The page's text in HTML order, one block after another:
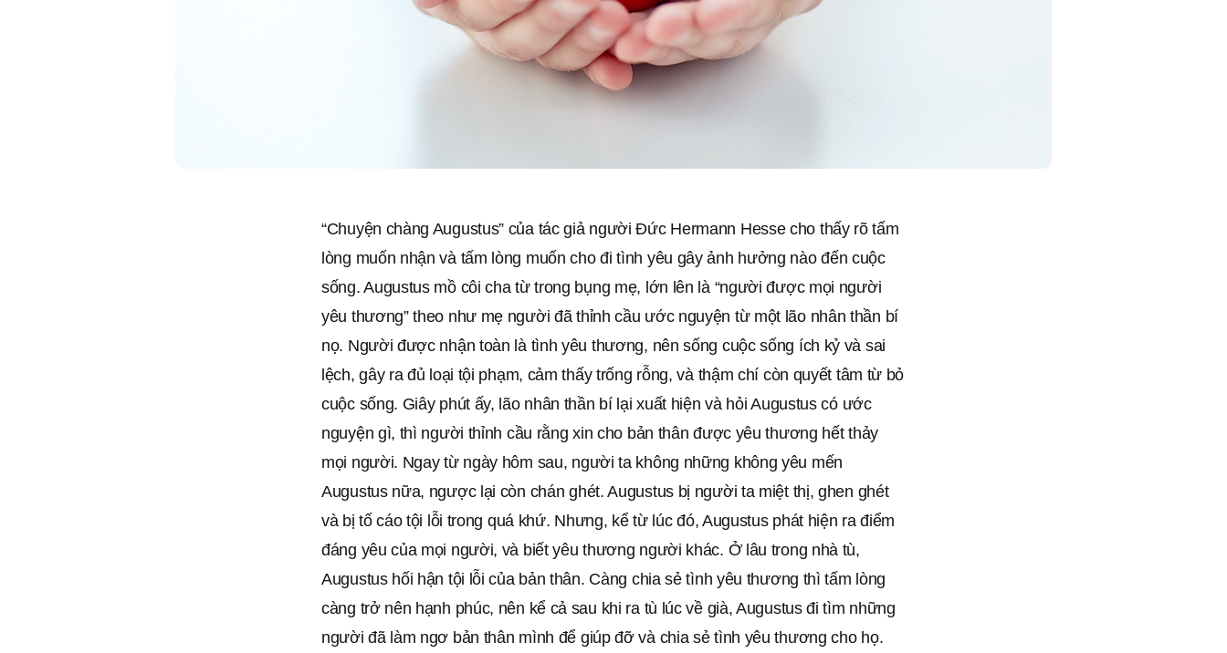
“Chuyện chàng Augustus” của tác giả người Đức Hermann Hesse cho thấy rõ tấm
lòng muốn nhận và tấm lòng muốn cho đi tình yêu gây ảnh hưởng nào đến cuộc
sống. Augustus mồ côi cha từ trong bụng mẹ, lớn lên là “người được mọi người
yêu thương” theo như mẹ người đã thỉnh cầu ước nguyện từ một lão nhân thần bí
nọ. Người được nhận toàn là tình yêu thương, nên sống cuộc sống ích kỷ và sai
lệch, gây ra đủ loại tội phạm, cảm thấy trống rỗng, và thậm chí còn quyết tâm từ bỏ
cuộc sống. Giây phút ấy, lão nhân thần bí lại xuất hiện và hỏi Augustus có ước
nguyện gì, thì người thỉnh cầu rằng xin cho bản thân được yêu thương hết thảy
mọi người. Ngay từ ngày hôm sau, người ta không những không yêu mến
Augustus nữa, ngược lại còn chán ghét. Augustus bị người ta miệt thị, ghen ghét
và bị tố cáo tội lỗi trong quá khứ. Nhưng, kể từ lúc đó, Augustus phát hiện ra điểm
đáng yêu của mọi người, và biết yêu thương người khác. Ở lâu trong nhà tù,
Augustus hối hận tội lỗi của bản thân. Càng chia sẻ tình yêu thương thì tấm lòng
càng trở nên hạnh phúc, nên kể cả sau khi ra tù lúc về già, Augustus đi tìm những
người đã làm ngơ bản thân mình để giúp đỡ và chia sẻ tình yêu thương cho họ.